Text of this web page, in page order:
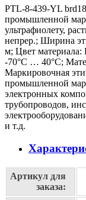
PTL-8-439-YL
промышленной
ультрафиолету,
непрер.; Ширина
м; Цвет материала:
-70°C … 40°C;
Маркировочная
промышленной
электронных
трубопроводов,
и т.д.
Артикул для
заказа: